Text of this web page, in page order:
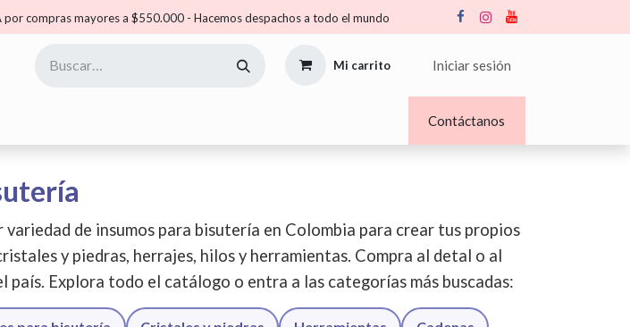
por compras mayores a $550.000 - Hacemos despachos a todo el mundo
Mi carrito Iniciar sesión
Contáctanos
variedad de insumos para bisutería en Colombia para crear tus propios
y piedras, herrajes, hilos y herramientas. Compra al detal o al
país. Explora todo el catálogo o entra a las categorías más buscadas: